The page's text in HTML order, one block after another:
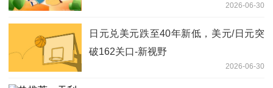
2026-06-30
日元兑美元跌至40年新低，美元/日元突
破162关口-新视野
2026-06-30